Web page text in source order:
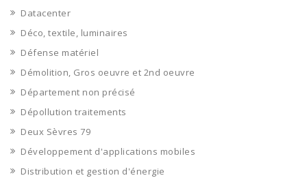
Datacenter
Déco, textile, luminaires
Défense matériel
Démolition, Gros oeuvre et 2nd oeuvre
Département non précisé
Dépollution traitements
Deux Sèvres 79
Développement d'applications mobiles
Distribution et gestion d'énergie